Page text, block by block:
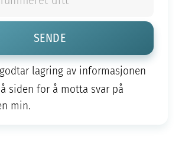
lagring av informasjonen
siden for å motta svar på
min.